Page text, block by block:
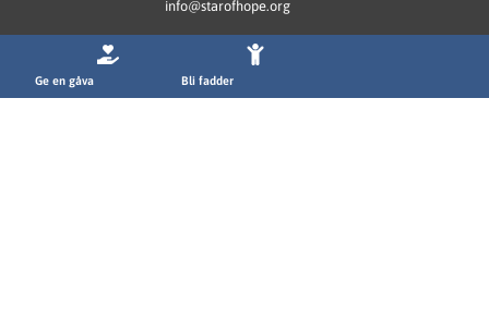
info@starofhope.org
Ge en gåva Bli fadder